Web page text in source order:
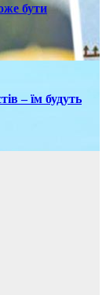
бути
– їм будуть